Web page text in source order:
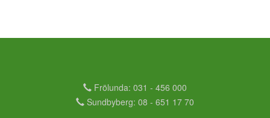
Frölunda: 031 - 456 000
Sundbyberg: 08 - 651 17 70